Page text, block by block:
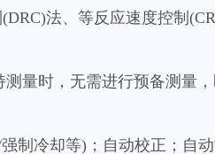
法、等反应速度控制
量时，无需进行预备测量，
制冷却等)；自动校正；自